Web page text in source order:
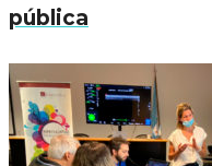
pública